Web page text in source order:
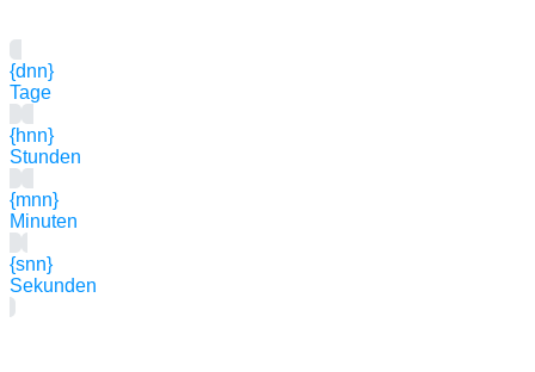
{dnn}
Tage
{hnn}
Stunden
{mnn}
Minuten
{snn}
Sekunden